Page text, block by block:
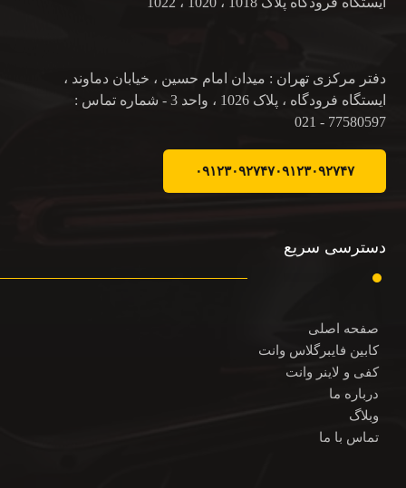
دفتر مرکزی تهران : میدان امام حسین ، خیابان دماوند ،
ایستگاه فرودگاه ، پلاک 1026 ، واحد 3 - شماره تماس :
77580597 - 021
۰۹۱۲۳۰۹۲۷۴۷۰۹۱۲۳۰۹۲۷۴۷
دسترسی سریع
صفحه اصلی
کابین فایبرگلاس وانت
کفی و لاینر وانت
درباره ما
وبلاگ
تماس با ما